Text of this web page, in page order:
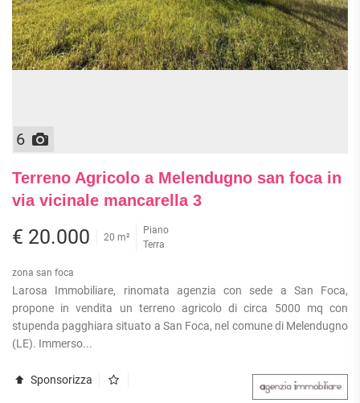
6
Terreno Agricolo a Melendugno san foca in
via vicinale mancarella 3
€ 20.000 20 m²
Piano
Terra
zona san foca
Larosa Immobiliare, rinomata agenzia con sede a San Foca,
propone in vendita un terreno agricolo di circa 5000 mq con
stupenda pagghiara situato a San Foca, nel comune di Melendugno
(LE). Immerso...
Sponsorizza